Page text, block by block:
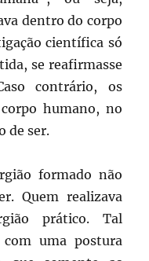
dentro do corpo
científica só
se reafirmasse
contrário, os
humano, no
de ser.
formado não
Quem realizava
prático. Tal
uma postura